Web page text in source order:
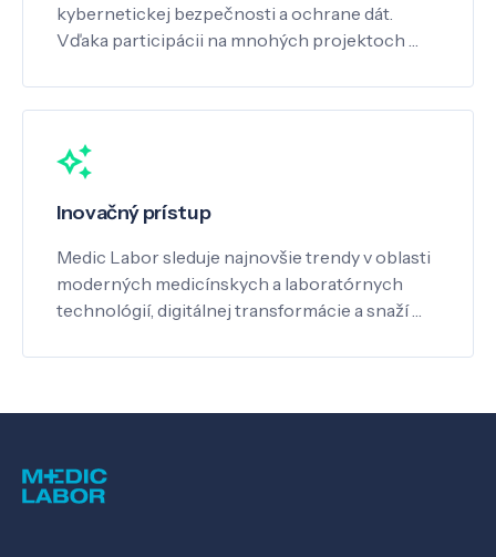
kybernetickej bezpečnosti a ochrane dát.
Vďaka participácii na mnohých projektoch …
Inovačný prístup
Medic Labor sleduje najnovšie trendy v oblasti
moderných medicínskych a laboratórnych
technológií, digitálnej transformácie a snaží …